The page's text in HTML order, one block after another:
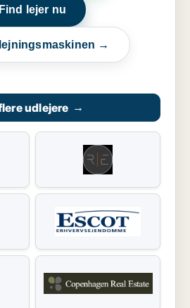
Find lejer nu
→
udlejere →